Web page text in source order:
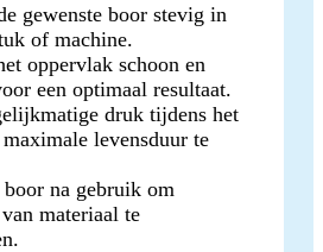
gewenste boor stevig in
of machine.
oppervlak schoon en
een optimaal resultaat.
druk tijdens het
levensduur te
na gebruik om
materiaal te